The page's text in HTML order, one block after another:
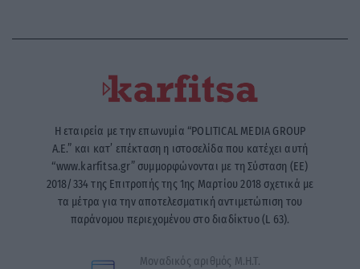
Η εταιρεία με την επωνυμία “POLITICAL MEDIA GROUP
A.E.” και κατ’ επέκταση η ιστοσελίδα που κατέχει αυτή
“www.karfitsa.gr” συμμορφώνονται με τη Σύσταση (ΕΕ)
2018/334 της Επιτροπής της 1ης Μαρτίου 2018 σχετικά με
τα μέτρα για την αποτελεσματική αντιμετώπιση του
παράνομου περιεχομένου στο διαδίκτυο (L 63).
Μοναδικός αριθμός Μ.Η.Τ.